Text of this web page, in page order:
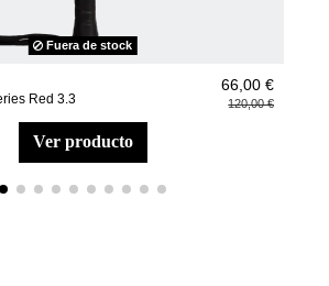
Fuera de stock
Red 3.3
66,00 €
120,00 €
ver producto